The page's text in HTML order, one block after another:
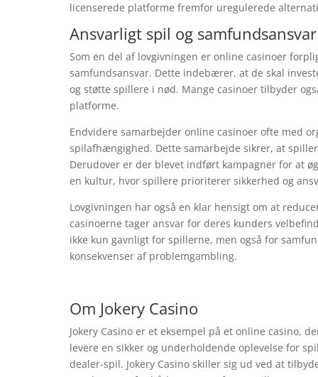
licenserede platforme fremfor uregulerede
Ansvarligt spil og samfundsansvar
Som en del af lovgivningen er online casinoer
samfundsansvar. Dette indebærer, at de skal
og støtte spillere i nød. Mange casinoer tilbyder
platforme.
Endvidere samarbejder online casinoer ofte med
spilafhængighed. Dette samarbejde sikrer, at
Derudover er der blevet indført kampagner for at
en kultur, hvor spillere prioriterer sikkerhed og
Lovgivningen har også en klar hensigt om at
casinoerne tager ansvar for deres kunders
ikke kun gavnligt for spillerne, men også for
konsekvenser af problemgambling.
Om Jokery Casino
Jokery Casino er et eksempel på et online casino,
levere en sikker og underholdende oplevelse for
dealer-spil. Jokery Casino skiller sig ud ved at